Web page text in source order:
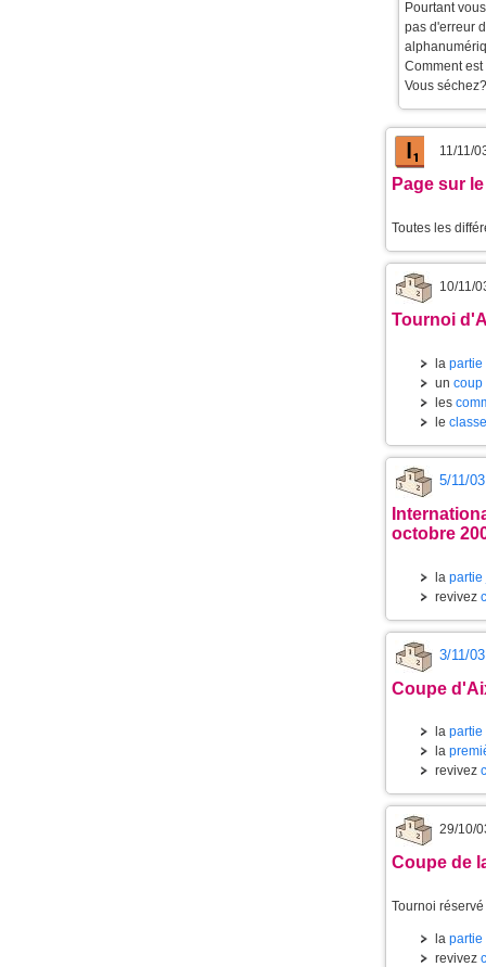
Pourtant
pas d'erreur
Comment
Vous
11/11/
Page sur
Toutes les
10/11/
Tournoi
la partie
un coup
les
le
5/11/
octobre
la partie
revivez
3/11/
Coupe
la partie
la
revivez
29/10/
Coupe de
Tournoi
la partie
revivez